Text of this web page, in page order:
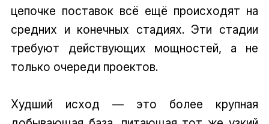
цепочке поставок всё ещё происходят на
средних и конечных стадиях. Эти стадии
требуют действующих мощностей, а не
только очереди проектов.
Худший исход — это более крупная